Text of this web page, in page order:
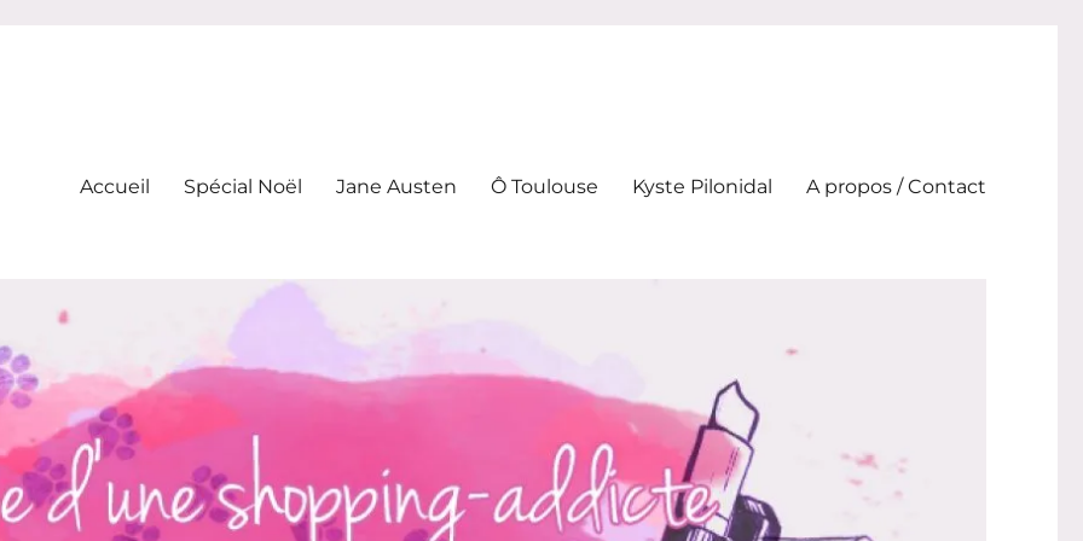
Accueil Spécial Noël Jane Austen Ô Toulouse Kyste Pilonidal A propos / Contact